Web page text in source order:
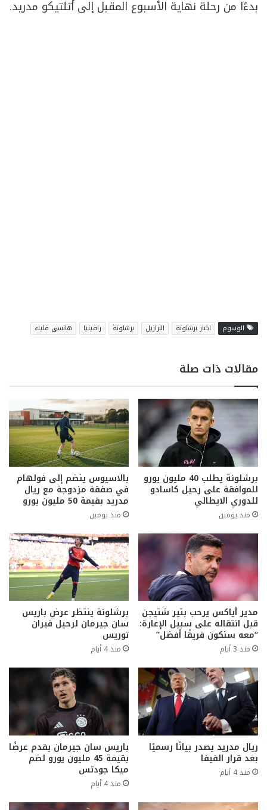
بدءًا من رحلة نهاية الأسبوع المقبل إلى أتلتيكو مدريد.
الوسوم اخبار برشلونة البرازيل برشلونة رافينيا هانسي فليك
مقالات ذات صلة
برشلونة يطلب 40 مليون يورو
للموافقة على رحيل كاسادو
للدوري الايطالي
منذ يومين
بالاسيوس ينضم إلى فولهام
في صفقة مزدوجة مع ريال
مدريد بقيمة 50 مليون يورو
منذ يومين
مدير أياكس يرحب بتير شتيجن
قبل انتقاله على سبيل الإعارة:
“معه سنكون فريقًا أفضل”
منذ 3 أيام
برشلونة ينتظر عرض باريس
سان جيرمان لرحيل فيران
توريس
منذ 4 أيام
ريال مدريد يصدر بيانًا رسميًا
بعد قرار الفيفا
منذ 4 أيام
باريس سان جيرمان يقدم عرضًا
بقيمة 45 مليون يورو لضم
ميكا جودتس
منذ 4 أيام